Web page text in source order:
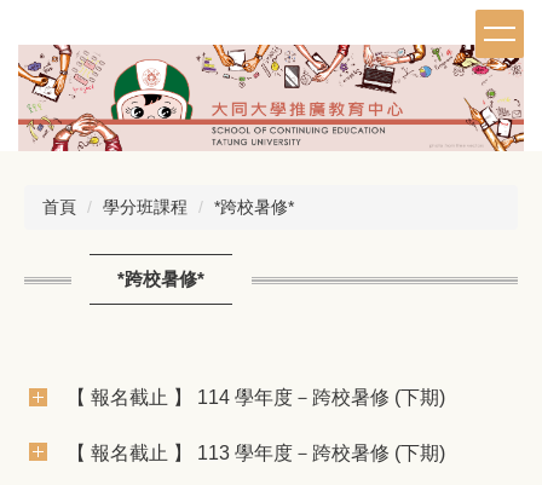
到
主
內
首頁
學分班課程 *跨校暑修*
*跨校暑修*
【 報名截止 】 114 學年度－跨校暑修 (下期)
【 報名截止 】 113 學年度－跨校暑修 (下期)